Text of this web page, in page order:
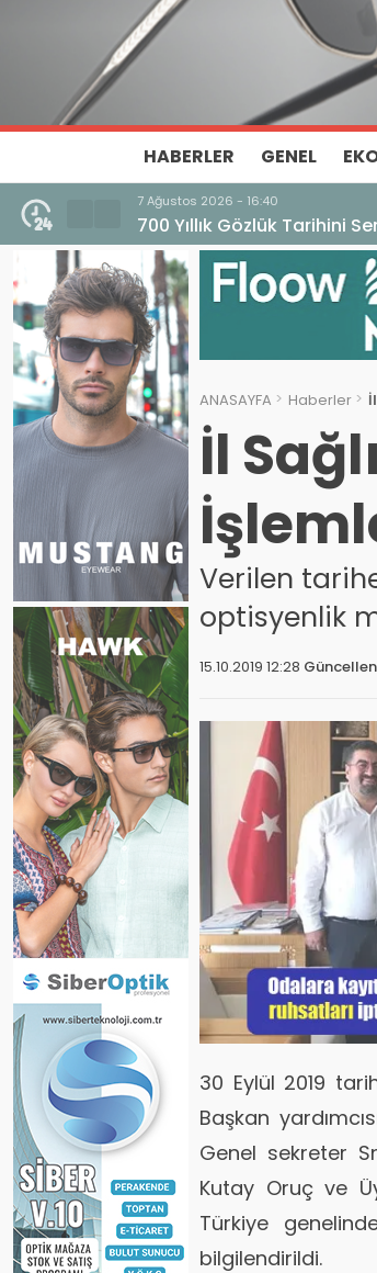
HABERLER GENEL
7 Ağustos 2026 - 16:40
700 Yıllık Gözlük Tarihini
ANASAYFA Haberler
İl
Verilen
optisyenlik
15.10.2019 12:28
30 Eylül 2019
Başkan
Genel sekreter
Kutay Oruç ve
Türkiye
bilgilendirildi.